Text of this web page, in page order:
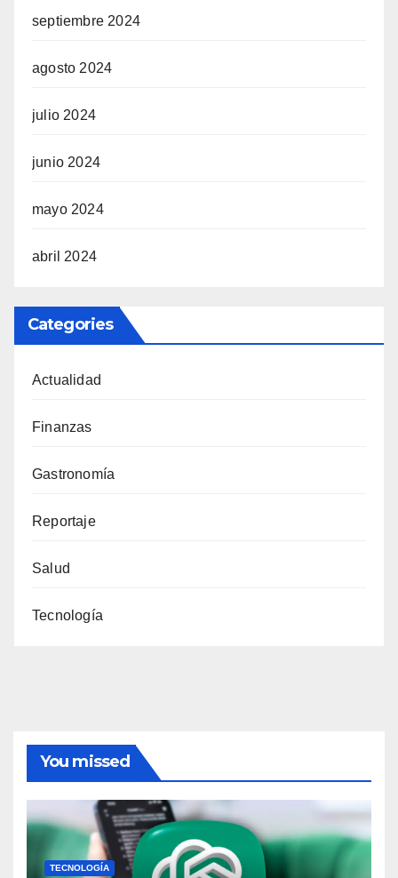
septiembre 2024
agosto 2024
julio 2024
junio 2024
mayo 2024
abril 2024
Categories
Actualidad
Finanzas
Gastronomía
Reportaje
Salud
Tecnología
You missed
TECNOLOGÍA